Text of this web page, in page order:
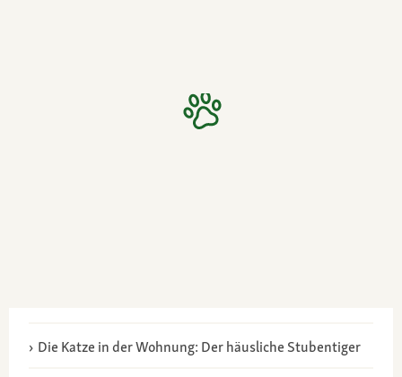
Die Katze in der Wohnung: Der häusliche Stubentiger